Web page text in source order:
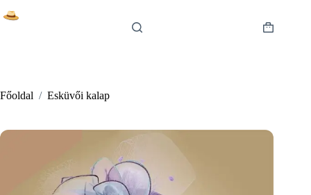
to
Shopping
Főoldal / Esküvői kalap